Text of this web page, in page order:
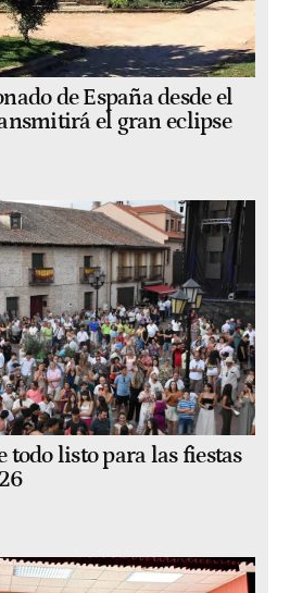
de España desde el
el gran eclipse
todo listo para las fiestas